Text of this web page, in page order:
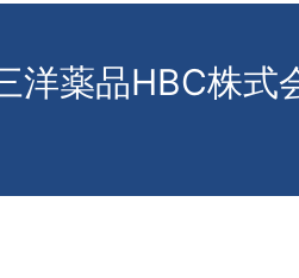
洋薬品HBC株式